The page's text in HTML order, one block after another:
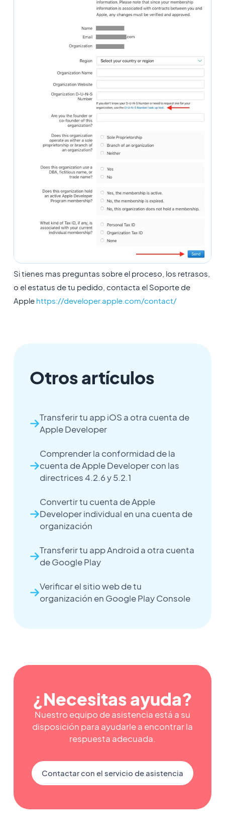
Si tienes mas preguntas sobre el proceso, los retrasos,
o el estatus de tu pedido, contacta el Soporte de
Apple https://developer.apple.com/contact/
Otros artículos
Transferir tu app iOS a otra cuenta de
Apple Developer
Comprender la conformidad de la
cuenta de Apple Developer con las
directrices 4.2.6 y 5.2.1
Convertir tu cuenta de Apple
Developer individual en una cuenta de
organización
Transferir tu app Android a otra cuenta
de Google Play
Verificar el sitio web de tu
organización en Google Play Console
¿Necesitas ayuda?
Nuestro equipo de asistencia está a su
disposición para ayudarle a encontrar la
respuesta adecuada.
Contactar con el servicio de asistencia